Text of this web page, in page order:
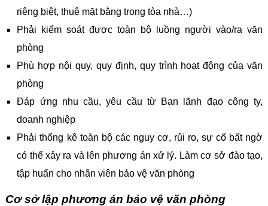
riêng biệt, thuê mặt bằng trong tòa nhà…)
Phải kiểm soát được toàn bộ luồng người vào/ra văn
phòng
Phù hợp nội quy, quy định, quy trình hoạt động của văn
phòng
Đáp ứng nhu cầu, yêu cầu từ Ban lãnh đạo công ty,
doanh nghiệp
Phải thống kê toàn bộ các nguy cơ, rủi ro, sự cố bất ngờ
có thể xảy ra và lên phương án xử lý. Làm cơ sở đào tạo,
tập huấn cho nhân viên bảo vệ văn phòng
Cơ sở lập phương án bảo vệ văn phòng